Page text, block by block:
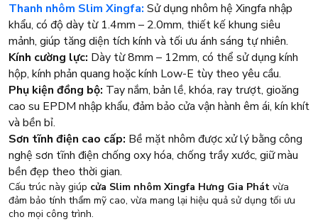
Thanh nhôm Slim Xingfa: Sử dụng nhôm hệ Xingfa nhập
khẩu, có độ dày từ 1.4mm – 2.0mm, thiết kế khung siêu
mảnh, giúp tăng diện tích kính và tối ưu ánh sáng tự nhiên.
Kính cường lực: Dày từ 8mm – 12mm, có thể sử dụng kính
hộp, kính phản quang hoặc kính Low-E tùy theo yêu cầu.
Phụ kiện đồng bộ: Tay nắm, bản lề, khóa, ray trượt, gioăng
cao su EPDM nhập khẩu, đảm bảo cửa vận hành êm ái, kín khít
và bền bỉ.
Sơn tĩnh điện cao cấp: Bề mặt nhôm được xử lý bằng công
nghệ sơn tĩnh điện chống oxy hóa, chống trầy xước, giữ màu
bền đẹp theo thời gian.
Cấu trúc này giúp cửa Slim nhôm Xingfa Hưng Gia Phát vừa
đảm bảo tính thẩm mỹ cao, vừa mang lại hiệu quả sử dụng tối ưu
cho mọi công trình.